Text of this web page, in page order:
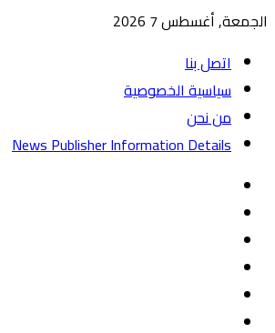
الجمعة, أغسطس 7 2026
اتصل بنا
سياسية الخصوصية
من نحن
News Publisher Information Details